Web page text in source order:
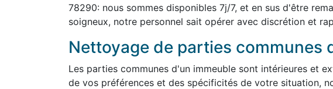
78290: nous sommes disponibles 7j/7, et en sus d'être
soigneux, notre personnel sait opérer avec discrétion et
Nettoyage de parties communes
Les parties communes d'un immeuble sont intérieures et
de vos préférences et des spécificités de votre situation,